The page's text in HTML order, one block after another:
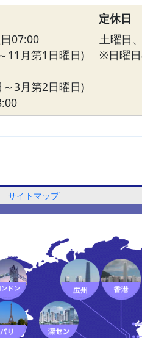
定休日
07:00
11月第1日曜日)
3月第2日曜日)
土曜日
※日曜
サイトマップ